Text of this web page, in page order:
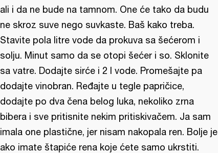
ali i da ne bude na tamnom. One će tako da budu
ne skroz suve nego suvkaste. Baš kako treba.
Stavite pola litre vode da prokuva sa šećerom i
solju. Minut samo da se otopi šećer i so. Sklonite
sa vatre. Dodajte sirće i 2 l vode. Promešajte pa
dodajte vinobran. Ređajte u tegle papričice,
dodajte po dva čena belog luka, nekoliko zrna
bibera i sve pritisnite nekim pritiskivačem. Ja sam
imala one plastične, jer nisam nakopala ren. Bolje je
ako imate štapiće rena koje ćete samo ukrstiti.